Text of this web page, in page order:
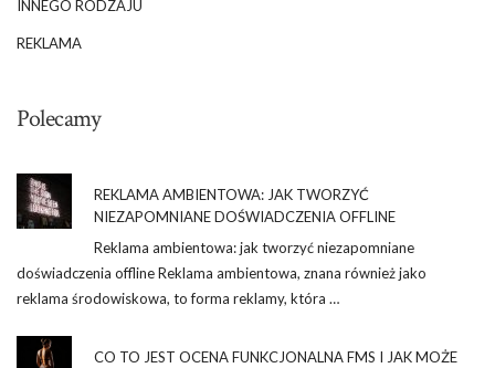
INNEGO RODZAJU
REKLAMA
Polecamy
REKLAMA AMBIENTOWA: JAK TWORZYĆ
NIEZAPOMNIANE DOŚWIADCZENIA OFFLINE
Reklama ambientowa: jak tworzyć niezapomniane
doświadczenia offline Reklama ambientowa, znana również jako
reklama środowiskowa, to forma reklamy, która …
CO TO JEST OCENA FUNKCJONALNA FMS I JAK MOŻE